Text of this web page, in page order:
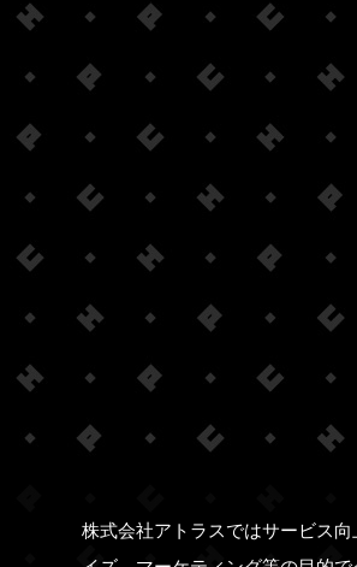
株式会社アトラスではサービス